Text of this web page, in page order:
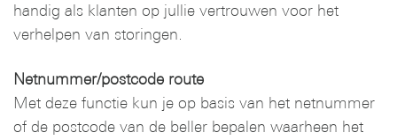
handig als klanten op jullie vertrouwen voor het
verhelpen van storingen.
Netnummer/postcode route
Met deze functie kun je op basis van het netnummer
of de postcode van de beller bepalen waarheen het